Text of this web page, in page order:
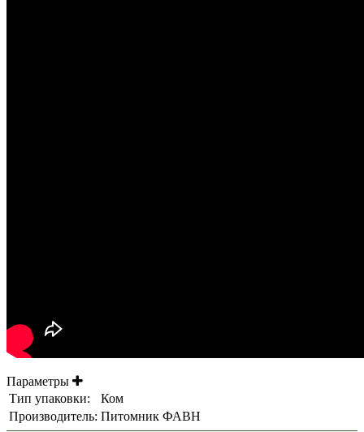
Параметры
Тип упаковки:
Ком
Производитель: Питомник ФАВН